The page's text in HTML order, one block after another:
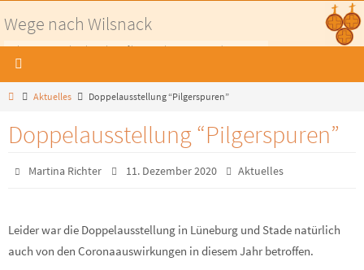
Inhalt
springen
Wege nach Wilsnack
Pilgerwege nach Wilsnack - Auf historischen Wegen in die Prignitz
HomeAktuelles Doppelausstellung “Pilgerspuren”
Doppelausstellung “Pilgerspuren”
Martina Richter 11. Dezember 2020 Aktuelles
Leider war die Doppelausstellung in Lüneburg und Stade natürlich
auch von den Coronaauswirkungen in diesem Jahr betroffen.